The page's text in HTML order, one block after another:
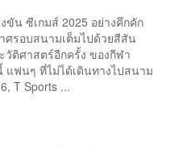
น ซีเกมส์ 2025 อย่างคึกคัก
ศรอบสนามเต็มไปด้วยสีสัน
ติศาสตร์อีกครั้ง ของกีฬา
แฟนๆ ที่ไม่ได้เดินทางไปสนาม
T Sports ...